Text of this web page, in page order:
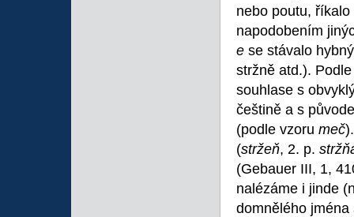
nebo poutu,
napodobením
e se stávalo
stržně atd.).
souhlase s
češtině a s
(podle vzoru meč
(stržeň, 2. p.
(Gebauer III, 1,
nalézáme i jinde
domnělého jména